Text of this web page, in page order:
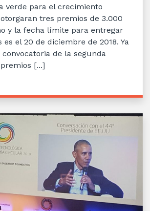
verde para el crecimiento
tres premios de 3.000
y la fecha límite para entregar
es el 20 de diciembre de 2018. Ya
de la segunda
[...]